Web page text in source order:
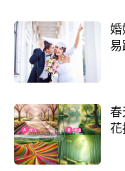
婚
易
春
花